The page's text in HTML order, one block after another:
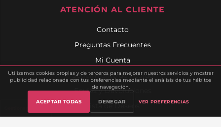
Utilizamos cookies propias y de terceros para mejorar nuestros servicios y mostrar
publicidad relacionada con tus preferencias mediante el análisis de tus hábitos
de navegación.
ACEPTAR TODAS DENEGAR VER PREFERENCIAS
ATENCIÓN AL CLIENTE
Contacto
Preguntas Frecuentes
Mi Cuenta
Seguimiento de Pedido
Envíos y Devoluciones
Lista de Deseos